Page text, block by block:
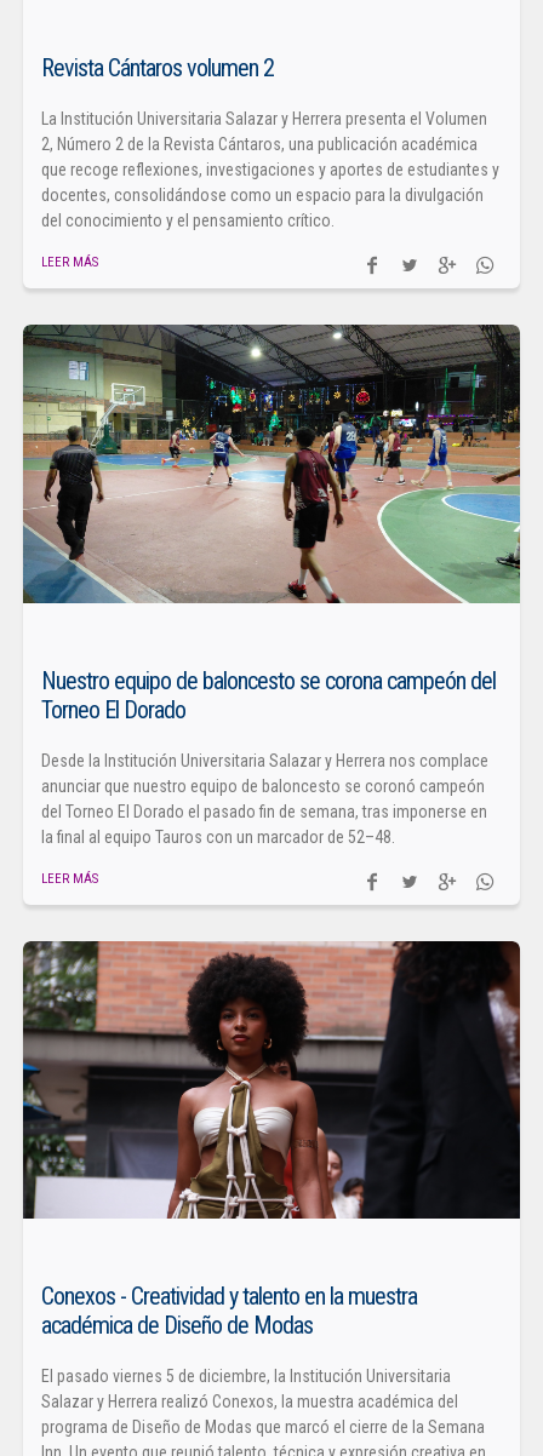
Revista Cántaros volumen 2
La Institución Universitaria Salazar y Herrera presenta el Volumen
2, Número 2 de la Revista Cántaros, una publicación académica
que recoge reflexiones, investigaciones y aportes de estudiantes y
docentes, consolidándose como un espacio para la divulgación
del conocimiento y el pensamiento crítico.
LEER MÁS
Nuestro equipo de baloncesto se corona campeón del
Torneo El Dorado
Desde la Institución Universitaria Salazar y Herrera nos complace
anunciar que nuestro equipo de baloncesto se coronó campeón
del Torneo El Dorado el pasado fin de semana, tras imponerse en
la final al equipo Tauros con un marcador de 52–48.
LEER MÁS
Conexos - Creatividad y talento en la muestra
académica de Diseño de Modas
El pasado viernes 5 de diciembre, la Institución Universitaria
Salazar y Herrera realizó Conexos, la muestra académica del
programa de Diseño de Modas que marcó el cierre de la Semana